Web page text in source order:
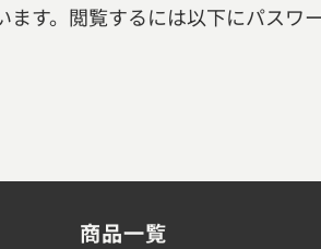
す。閲覧するには以下にパスワ
商品一覧